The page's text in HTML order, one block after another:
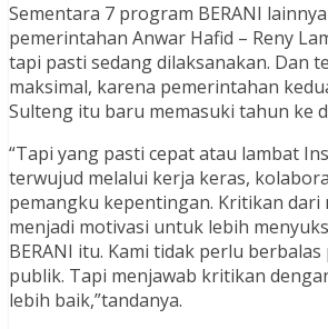
Sementara 7 program BERANI
pemerintahan Anwar Hafid – Reny
tapi pasti sedang dilaksanakan. Dan
maksimal, karena pemerintahan
Sulteng itu baru memasuki tahun ke
“Tapi yang pasti cepat atau lambat
terwujud melalui kerja keras,
pemangku kepentingan. Kritikan dari
menjadi motivasi untuk lebih
BERANI itu. Kami tidak perlu
publik. Tapi menjawab kritikan
lebih baik,”tandanya.